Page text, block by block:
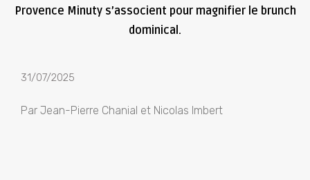
Provence Minuty s’associent pour magnifier le brunch
dominical.
31/07/2025
Par Jean-Pierre Chanial et Nicolas Imbert